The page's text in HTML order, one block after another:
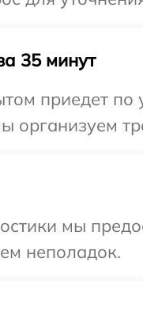
35 минут
приедет по
организуем
мы
неполадок.